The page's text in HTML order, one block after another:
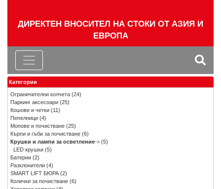
ДИРЕКТЕН ВНОСИТЕЛ НА СТОКИ ОТ АЗИЯ И
ЕВРОПА
Категории
Ограничителни колчета (24)
Паркинг аксесоари (25)
Кошове и четки (11)
Пепелници (4)
Мопове и почистване (25)
Кърпи и гъби за почистване (6)
Крушки и лампи за осветление-> (5)
LED крушки (5)
Батерии (2)
Разклонители (4)
SMART LIFT БЮРА(2)
Колички за почистване (6)